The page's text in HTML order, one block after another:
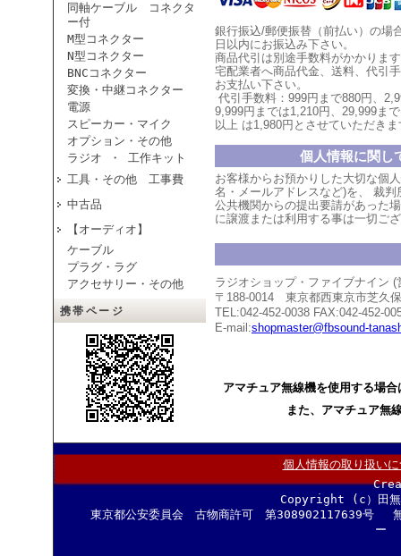
同軸ケーブル コネクタ
ー付
M型コネクター
N型コネクター
BNCコネクター
変換・中継コネクター
電源
スピーカー・マイク
オプション・その他
ラジオ ・ 工作キット
工具・その他 工事費
中古品
【オーディオ】
ケーブル
プラグ・ラグ
アクセサリー・その他
携帯ページ
銀行振込/郵便振替（前払い）の場
日以内にお振込み下さい。
商品代引は別途手数料がかかりま
宅配業者へ商品代金、送料、代引
お支払い下さい。
代引手数料：999円まで880円、
9,999円までは1,210円、 29,999まで
以上 は1,980円とさせていただき
個人情報に関し
お客様からお預かりした大切な個
名・メールアドレスなど)を、 裁判
公共機関からの提出要請があった
に譲渡または利用する事は一切ご
ラジオショップ・ファイブナイン
〒188-0014 東京都西東京市芝久
TEL:042-452-0038 FAX:042-452-
E-mail:shopmaster@fbsound-
アマチュア無線機を使用する場
また、アマチュア無
個人情報の取り扱い
Copyright (c）田
東京都公安委員会 古物商許可 第308902117639号